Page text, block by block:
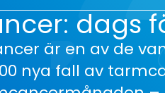
dags
är en av de
nya fall av